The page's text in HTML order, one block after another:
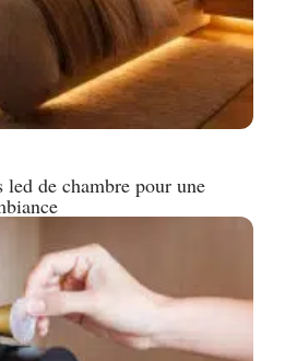
de chambre pour une